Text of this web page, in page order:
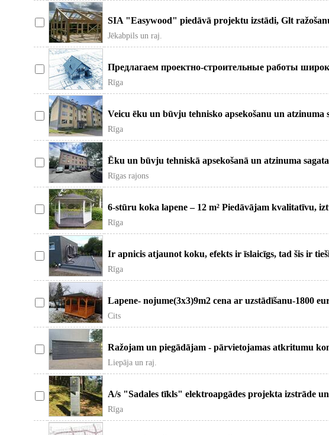
SIA "Easywood" piedāvā projektu izstādi, Glt
Jēkabpils un raj.
Предлагаем проектно-строительные работы
Rīga
Veicu ēku un būvju tehnisko apsekošanu un atzinuma
Rīga
Ēku un būvju tehniskā apsekošanā un atzinuma
Rīgas rajons
6-stūru koka lapene – 12 m² Piedāvājam kvalitatīvu,
Rīga
Ir apnicis atjaunot koku, efekts ir īslaicīgs, tad šis ir
Rīga
Lapene- nojume(3x3)9m2 cena ar uzstādīšanu-1800
Cits
Ražojam un piegādājam - pārvietojamas atkritumu
Liepāja un raj.
A/s "Sadales tīkls" elektroapgādes projekta izstrāde
Rīga